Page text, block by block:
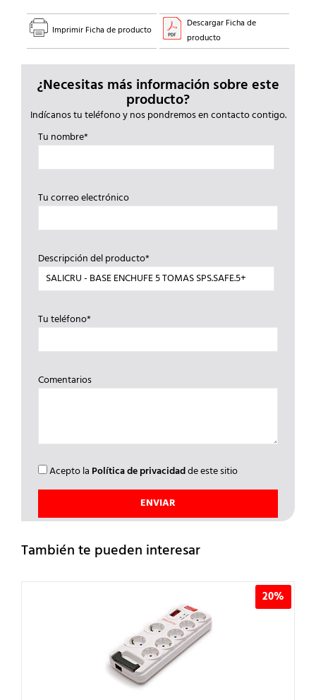
Imprimir Ficha de producto
Descargar Ficha de
producto
¿Necesitas más información sobre este
producto?
Indícanos tu teléfono y nos pondremos en contacto contigo.
Tu nombre*
Tu correo electrónico
Descripción del producto*
Tu teléfono*
Comentarios
Acepto la Política de privacidadde este sitio
También te pueden interesar
20%